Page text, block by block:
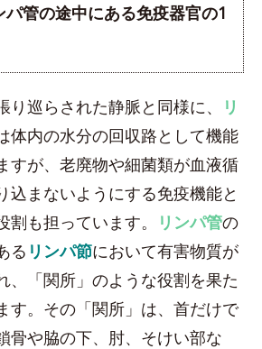
管の途中にある免疫器官の1
り巡らされた静脈と同様に、
リ
体内の水分の回収路として機能
すが、老廃物や細菌類が血液循
込まないようにする免疫機能と
割も担っています。
リンパ管の
る リンパ節において有害物質が
、「関所」のような役割を果た
す。その「関所」は、首だけで
骨や脇の下、肘、そけい部な